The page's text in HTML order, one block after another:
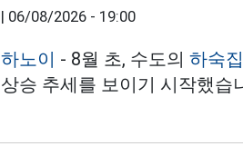
| 06/08/2026 - 19:00
하노이 - 8월 초, 수도의하숙집
상승 추세를 보이기 시작했습